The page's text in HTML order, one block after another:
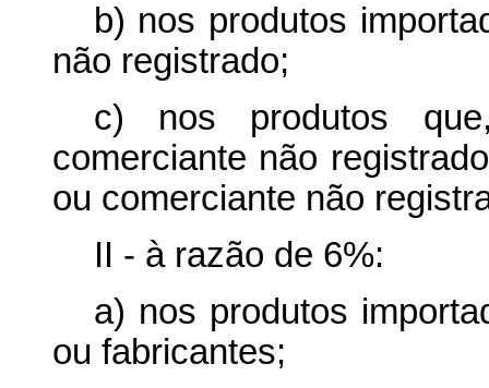
b) nos produtos
não registrado;
c) nos produtos
comerciante não
ou comerciante não
II - à razão de 6%:
a) nos produtos
ou fabricantes;